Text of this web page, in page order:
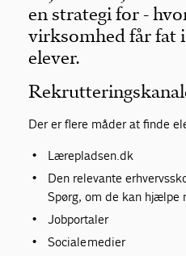
en strategi for -
virksomhed får fat
elever.
Der er flere måder at finde
Lærepladsen.dk
Den relevante
Spørg, om de kan hjælpe
Jobportaler
Sociale medier